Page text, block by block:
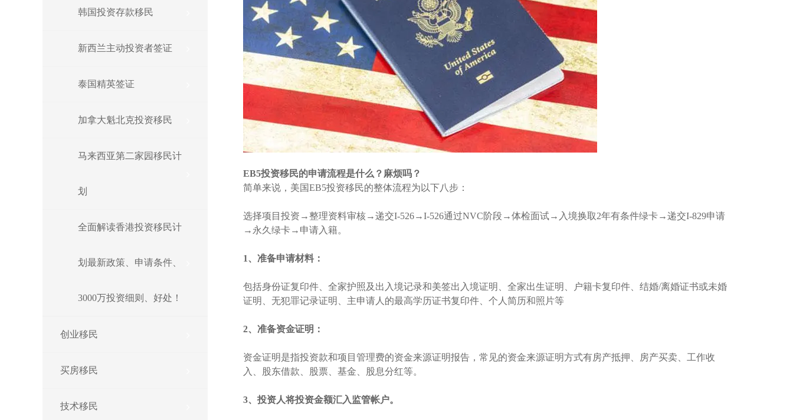
韩国投资存款移民
新西兰主动投资者签证
泰国精英签证
加拿大魁北克投资移民
马来西亚第二家园移民计
划
全面解读香港投资移民计
划最新政策、申请条件、
3000万投资细则、好处！
创业移民
买房移民
技术移民
EB5投资移民的申请流程是什么？麻烦吗？
简单来说，美国EB5投资移民的整体流程为以下八步：
选择项目投资→整理资料审核→递交I-526→I-526通过NVC阶段→体检面试→入境换取2年有条件绿卡→递交I-829申请
→永久绿卡→申请入籍。
1、准备申请材料：
包括身份证复印件、全家护照及出入境记录和美签出入境证明、全家出生证明、户籍卡复印件、结婚/离婚证书或未婚
证明、无犯罪记录证明、主申请人的最高学历证书复印件、个人简历和照片等
2、准备资金证明：
资金证明是指投资款和项目管理费的资金来源证明报告，常见的资金来源证明方式有房产抵押、房产买卖、工作收
入、股东借款、股票、基金、股息分红等。
3、投资人将投资金额汇入监管帐户。